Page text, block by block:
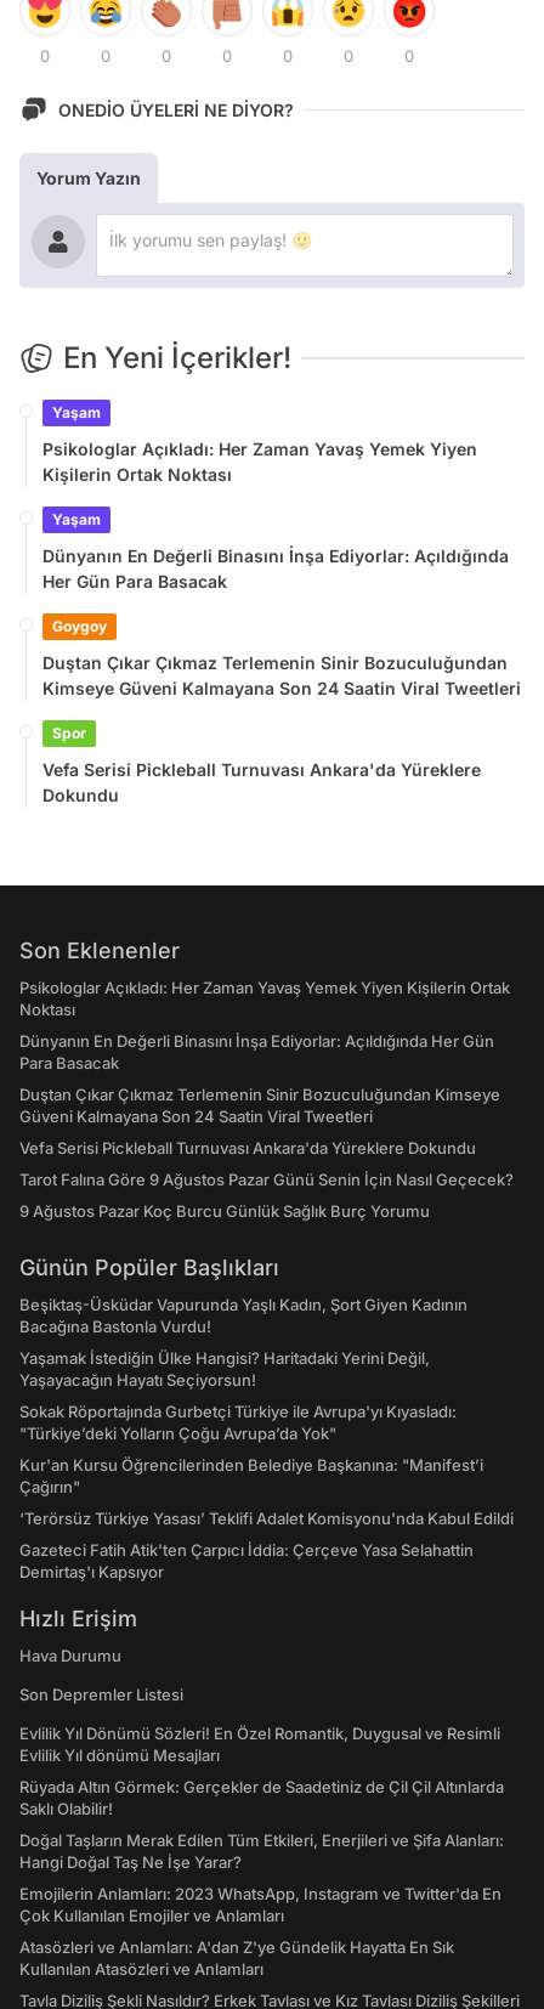
0 0 0 0 0 0 0
ONEDİO ÜYELERİ NE DİYOR?
Yorum Yazın
En Yeni İçerikler!
Yaşam
Psikologlar Açıkladı: Her Zaman Yavaş Yemek Yiyen
Kişilerin Ortak Noktası
Yaşam
Dünyanın En Değerli Binasını İnşa Ediyorlar: Açıldığında
Her Gün Para Basacak
Goygoy
Duştan Çıkar Çıkmaz Terlemenin Sinir Bozuculuğundan
Kimseye Güveni Kalmayana Son 24 Saatin Viral Tweetleri
Spor
Vefa Serisi Pickleball Turnuvası Ankara'da Yüreklere
Dokundu
Son Eklenenler
Psikologlar Açıkladı: Her Zaman Yavaş Yemek Yiyen Kişilerin Ortak
Noktası
Dünyanın En Değerli Binasını İnşa Ediyorlar: Açıldığında Her Gün
Para Basacak
Duştan Çıkar Çıkmaz Terlemenin Sinir Bozuculuğundan Kimseye
Güveni Kalmayana Son 24 Saatin Viral Tweetleri
Vefa Serisi Pickleball Turnuvası Ankara'da Yüreklere Dokundu
Tarot Falına Göre 9 Ağustos Pazar Günü Senin İçin Nasıl Geçecek?
9 Ağustos Pazar Koç Burcu Günlük Sağlık Burç Yorumu
Günün Popüler Başlıkları
Beşiktaş-Üsküdar Vapurunda Yaşlı Kadın, Şort Giyen Kadının
Bacağına Bastonla Vurdu!
Yaşamak İstediğin Ülke Hangisi? Haritadaki Yerini Değil,
Yaşayacağın Hayatı Seçiyorsun!
Sokak Röportajında Gurbetçi Türkiye ile Avrupa'yı Kıyasladı:
"Türkiye’deki Yolların Çoğu Avrupa’da Yok"
Kur'an Kursu Öğrencilerinden Belediye Başkanına: "Manifest’i
Çağırın"
‘Terörsüz Türkiye Yasası’ Teklifi Adalet Komisyonu'nda Kabul Edildi
Gazeteci Fatih Atik'ten Çarpıcı İddia: Çerçeve Yasa Selahattin
Demirtaş'ı Kapsıyor
Hızlı Erişim
Hava Durumu
Son Depremler Listesi
Evlilik Yıl Dönümü Sözleri! En Özel Romantik, Duygusal ve Resimli
Evlilik Yıl dönümü Mesajları
Rüyada Altın Görmek: Gerçekler de Saadetiniz de Çil Çil Altınlarda
Saklı Olabilir!
Doğal Taşların Merak Edilen Tüm Etkileri, Enerjileri ve Şifa Alanları:
Hangi Doğal Taş Ne İşe Yarar?
Emojilerin Anlamları: 2023 WhatsApp, Instagram ve Twitter'da En
Çok Kullanılan Emojiler ve Anlamları
Atasözleri ve Anlamları: A'dan Z'ye Gündelik Hayatta En Sık
Kullanılan Atasözleri ve Anlamları
Tavla Diziliş Şekli Nasıldır? Erkek Tavlası ve Kız Tavlası Diziliş Şekilleri